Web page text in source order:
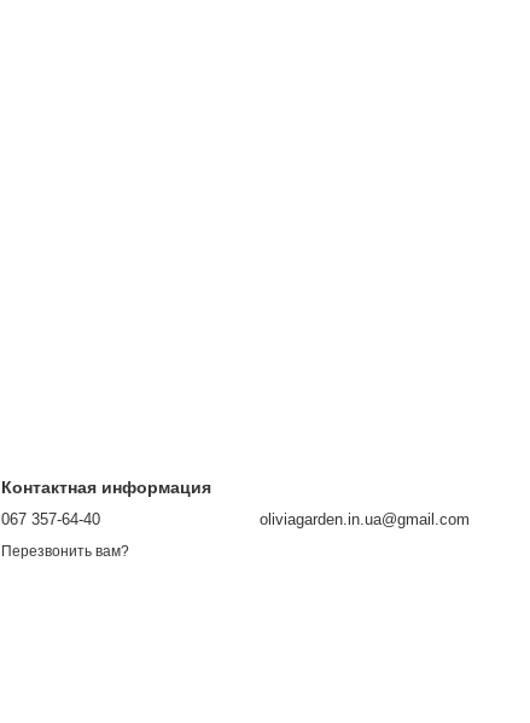
Контактная информация
067 357-64-40
Перезвонить вам?
oliviagarden.in.ua@gmail.com